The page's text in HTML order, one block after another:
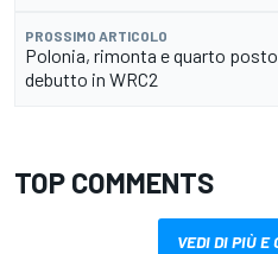
PROSSIMO ARTICOLO
Polonia, rimonta e quarto
debutto in WRC2
TOP COMMENTS
VEDI DI PIÙ E